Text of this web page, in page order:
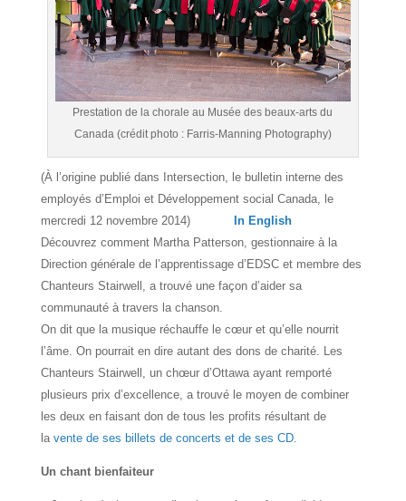
Prestation de la chorale au Musée des beaux-arts du
Canada (crédit photo : Farris-Manning Photography)
(À l’origine publié dans Intersection, le bulletin interne des
employés d’Emploi et Développement social Canada, le
mercredi 12 novembre 2014)
In English
Découvrez comment Martha Patterson, gestionnaire à la
Direction générale de l’apprentissage d’EDSC et membre des
Chanteurs Stairwell, a trouvé une façon d’aider sa
communauté à travers la chanson.
On dit que la musique réchauffe le cœur et qu’elle nourrit
l’âme. On pourrait en dire autant des dons de charité. Les
Chanteurs Stairwell, un chœur d’Ottawa ayant remporté
plusieurs prix d’excellence, a trouvé le moyen de combiner
les deux en faisant don de tous les profits résultant de
la vente de ses billets de concerts et de ses CD.
Un chant bienfaiteur